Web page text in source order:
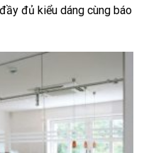
đủ kiểu dáng cùng báo